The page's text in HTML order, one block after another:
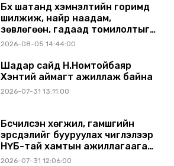
Бүх шатанд хэмнэлтийн горимд
шилжиж, найр наадам,
зөвлөгөөн, гадаад томилолтыг
хориглолоо
2026-08-05 14:44:00
Шадар сайд Н.Номтойбаяр
Хэнтий аймагт ажиллаж байна
2026-07-31 13:11:00
Бүсчилсэн хөгжил, гамшгийн
эрсдэлийг бууруулах чиглэлээр
НҮБ-тай хамтын ажиллагаагаа
өргөжүүлэхээр санал солилцлоо
2026-07-31 12:06:00